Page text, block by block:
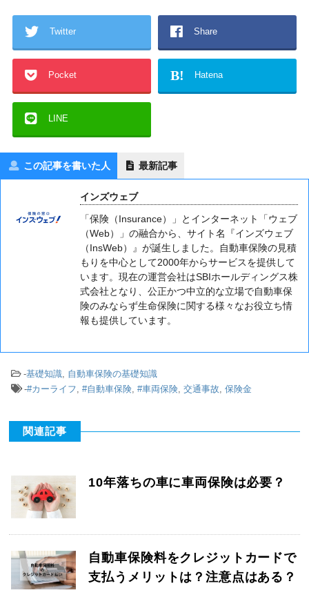
Twitter Share
Pocket B! Hatena
LINE
この記事を書いた人 最新記事
インズウェブ
「保険（Insurance）」とインターネット「ウェブ
（Web）」の融合から、サイト名『インズウェブ
（InsWeb）』が誕生しました。自動車保険の見積
もりを中心として2000年からサービスを提供して
います。現在の運営会社はSBIホールディングス株
式会社となり、公正かつ中立的な立場で自動車保
険のみならず生命保険に関する様々なお役立ち情
報も提供しています。
-基礎知識 自動車保険の基礎知識
-#カーライフ ,#自動車保険 ,#車両保険 ,交通事故 ,保険金
関連記事
10年落ちの車に車両保険は必要？
自動車保険料をクレジットカードで
支払うメリットは？注意点はある？